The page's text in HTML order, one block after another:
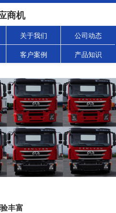
商机
关于我们 公司动态
客户案例 产品知识
丰富